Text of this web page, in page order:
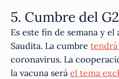
5. Cumbre del
Es este fin de semana y
Saudita. La cumbre
coronavirus. La
la vacuna seráel tema